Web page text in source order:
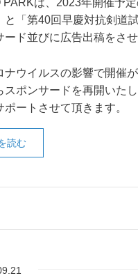
PARKは、2023年開催予
と「第40回早慶対抗剣道
ード並びに広告出稿をさせ
ナウイルスの影響で開催
スポンサードを再開いた
ポートさせて頂きます。
読む